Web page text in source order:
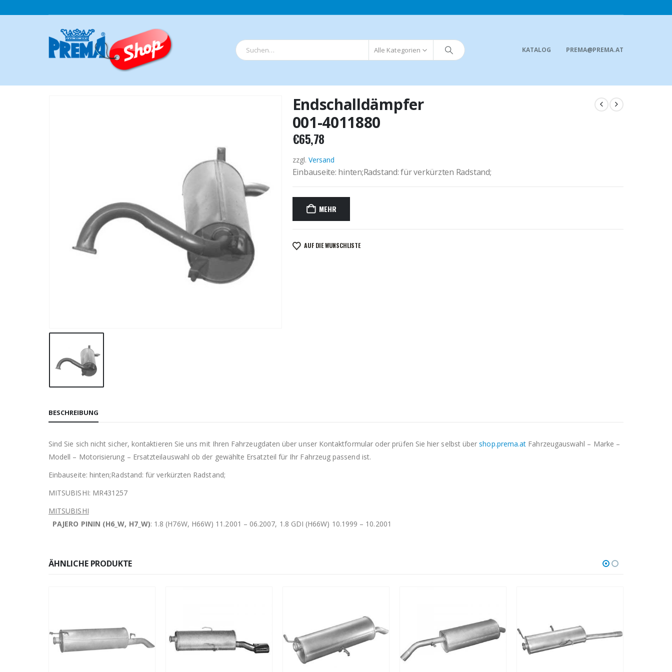
Alle Kategorien KATALOG PREMA@PREMA.AT
Endschalldämpfer
001-4011880
€65,78
zzgl. Versand
Einbauseite: hinten;Radstand: für verkürzten Radstand;
MEHR
AUF DIE WUNSCHLISTE
BESCHREIBUNG
Sind Sie sich nicht sicher, kontaktieren Sie uns mit Ihren Fahrzeugdaten über unser Kontaktformular oder prüfen Sie hier selbst übershop.prema.at Fahrzeugauswahl – Marke –
Modell – Motorisierung – Ersatzteilauswahl ob der gewählte Ersatzteil für Ihr Fahrzeug passend ist.
Einbauseite: hinten;Radstand: für verkürzten Radstand;
MITSUBISHI: MR431257
MITSUBISHI
PAJERO PININ (H6_W, H7_W): 1.8 (H76W, H66W) 11.2001 – 06.2007, 1.8 GDI (H66W) 10.1999 – 10.2001
ÄHNLICHE PRODUKTE